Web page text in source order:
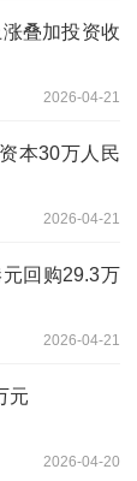
叠加投资收
2026-04-21
本30万人民
2026-04-21
回购29.3万
2026-04-21
元
2026-04-20